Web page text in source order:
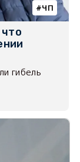
ЧП
гибель